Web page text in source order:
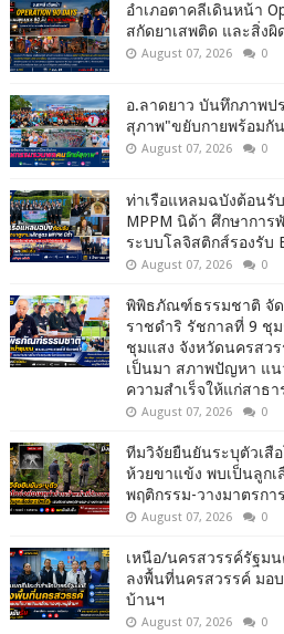
อำเภอตาคลีเดินหน้า
สกัดยาเสพติด และสิ่งผิ
August 07, 2026 0
อ.ลาดยาว บันทึกภาพป
สุภาพ"ขยับกายพร้อมกัน
August 07, 2026 0
ท่าเรือแหลมฉบังต้อน
MPPM นิด้า ศึกษากา
ระบบโลจิสติกส์รองรับ
August 07, 2026 0
พิพิธภัณฑ์ธรรมชาติ จั
ราชดำริ รัชกาลที่ 9 ชุ
ชุมแสง จังหวัดนครสวร
เป็นมา สภาพปัญหา แ
ความสำเร็จให้แก่สา
August 07, 2026 0
ทีมวิจัยยืนยันระบุตัวเสื
ห้วยขาแข้ง พบเป็นลูกเ
พฤติกรรม-วางมาตรกา
August 07, 2026 0
เหนือ/นครสวรรค์รัฐม
ลงพื้นที่นครสวรรค์ มอ
บ้านฯ
August 07, 2026 0